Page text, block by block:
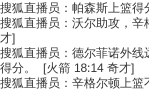
搜狐直播员：帕森斯上篮
搜狐直播员：沃尔助攻，
才]
搜狐直播员：德尔菲诺外
得分。 [火箭 18:14 奇才]
搜狐直播员：辛格尔顿上